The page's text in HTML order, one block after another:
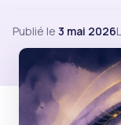
Publié le 3 mai 2026